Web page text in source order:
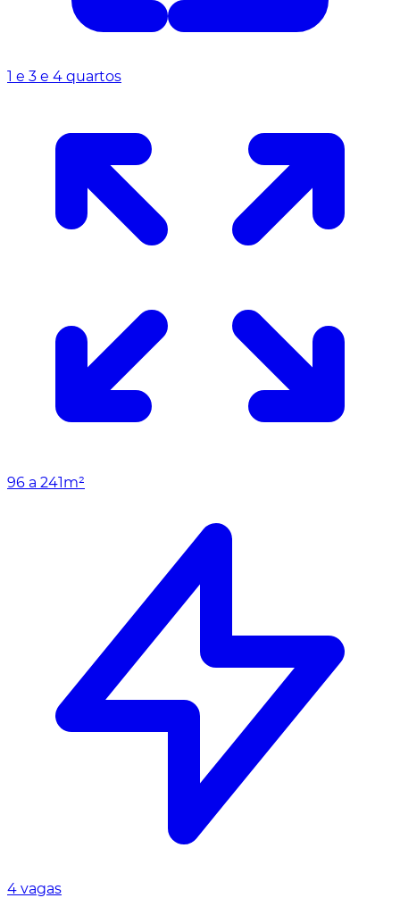
1 e 3 e 4 quartos
96 a 241m²
4 vagas